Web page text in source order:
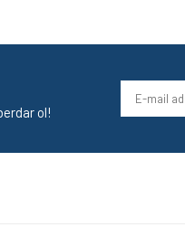
görüntülenemiyor.
ol!